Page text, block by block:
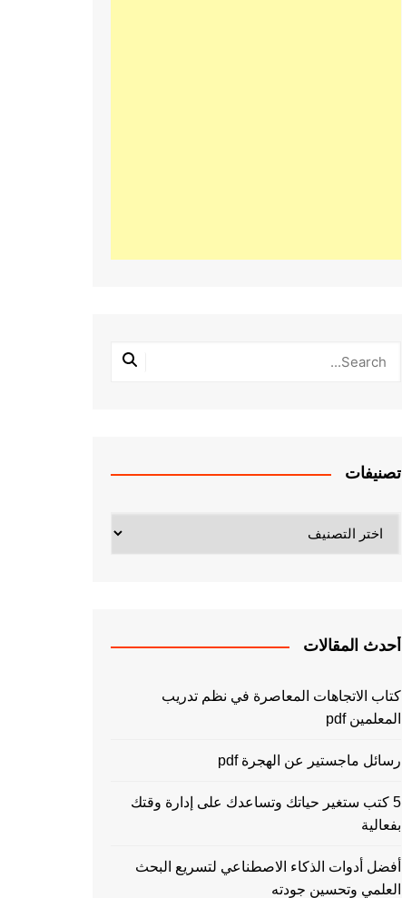
تصنيفات
أحدث المقالات
كتاب الاتجاهات المعاصرة في نظم تدريب
المعلمين pdf
رسائل ماجستير عن الهجرة pdf
5 كتب ستغير حياتك وتساعدك على إدارة وقتك
بفعالية
أفضل أدوات الذكاء الاصطناعي لتسريع البحث
العلمي وتحسين جودته